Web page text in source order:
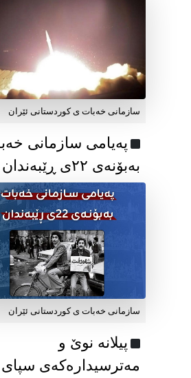
سازمانی خەبات ی کوردستانی ئێران
پەیامی سازمانی
بەبۆنەی ۲۲ی ڕێبەندان
سازمانی خەبات ی كوردستانی ئێران
پیلانە نوێ و
مەترسیدارەکەی سپای